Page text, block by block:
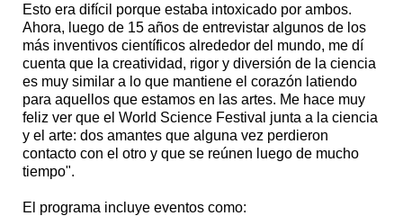
Esto era difícil porque estaba intoxicado por ambos.
Ahora, luego de 15 años de entrevistar algunos de los
más inventivos científicos alrededor del mundo, me dí
cuenta que la creatividad, rigor y diversión de la ciencia
es muy similar a lo que mantiene el corazón latiendo
para aquellos que estamos en las artes. Me hace muy
feliz ver que el World Science Festival junta a la ciencia
y el arte: dos amantes que alguna vez perdieron
contacto con el otro y que se reúnen luego de mucho
tiempo".
El programa incluye eventos como: